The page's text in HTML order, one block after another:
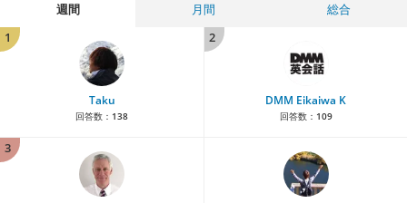
週間 月間
総合
1
Taku
回答数： 138
2
DMM Eikaiwa K
回答数： 109
3